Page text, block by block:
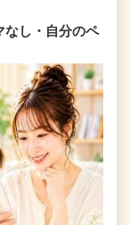
なし・自分のペ